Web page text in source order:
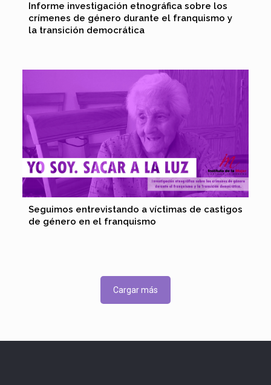
Informe investigación etnográfica sobre los
crímenes de género durante el franquismo y
la transición democrática
Seguimos entrevistando a víctimas de castigos
de género en el franquismo
Cargar más